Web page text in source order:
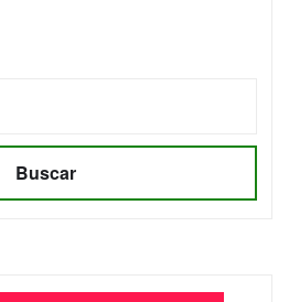
Buscar